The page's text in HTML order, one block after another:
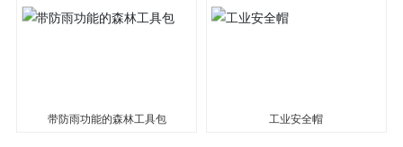
带防雨功能的森林工具包 工业安全帽